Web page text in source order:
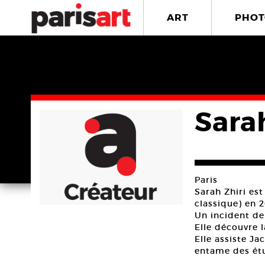
ART
Paris
Sarah Zhiri
classique) en
Un incident
Elle découvre
Elle assiste
entame des